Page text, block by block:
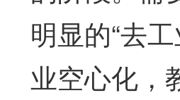
明显的“去
业空心化，